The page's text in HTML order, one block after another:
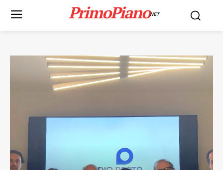
PrimoPianoNET